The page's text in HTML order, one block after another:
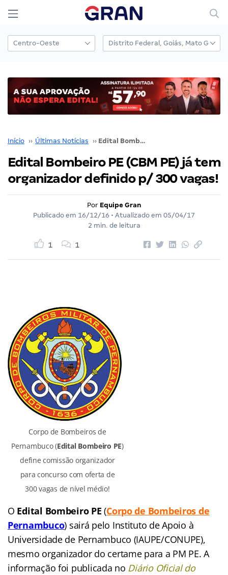
Início ›› Últimas Notícias ›› Edital Bombeiro PE (CBM PE) já tem organizador definido p/ 300 vagas!
Edital Bombeiro PE (CBM PE) já tem
organizador definido p/ 300 vagas!
Por Equipe Gran
Publicado em 16/12/16 • Atualizado em 05/04/17
2 min. de leitura
1 1
Corpo de Bombeiros de
Pernambuco (Edital Bombeiro PE)
define comissão organizador
para concurso com oferta de
300 vagas de nível médio!
O Edital Bombeiro PE (Corpo de Bombeiros de
Pernambuco) sairá pelo Instituto de Apoio à
Universidade de Pernambuco (IAUPE/CONUPE),
mesmo organizador do certame para a PM PE. A
informação foi publicada no Diário Oficial do